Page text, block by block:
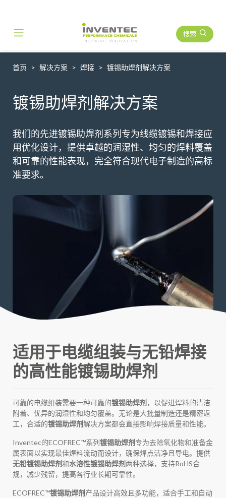
Main Navigation 搜索
首页 解决方案 焊接 镀锡助焊剂解决方案
镀锡助焊剂解决方案
我们的先进镀锡助焊剂系列专为线缆镀锡和焊接应
用优化设计，提供卓越的润湿性、均匀的焊料覆盖
和可靠的性能表现，完全符合现代电子制造的高标
准要求。
适用于电缆组装与无铅焊接
的高性能镀锡助焊剂
可靠的电缆组装需要一种可靠的镀锡助焊剂 ，以促进焊料的清洁
附着、优异的润湿性和均匀覆盖。无论是大批量制造还是精密返
工，合适的镀锡助焊剂解决方案都会直接影响焊接质量和性能。
Inventec的ECOFREC™系列镀锡助焊剂专为去除氧化物和准备金
属表面以实现最佳焊料流动而设计，确保焊点洁净且导电。提供
无铅镀锡助焊剂和水溶性镀锡助焊剂 两种选择，支持RoHS合
规，减少残留，提高各行业长期可靠性。
ECOFREC™镀锡助焊剂 产品设计高效且多功能，适合手工和自动